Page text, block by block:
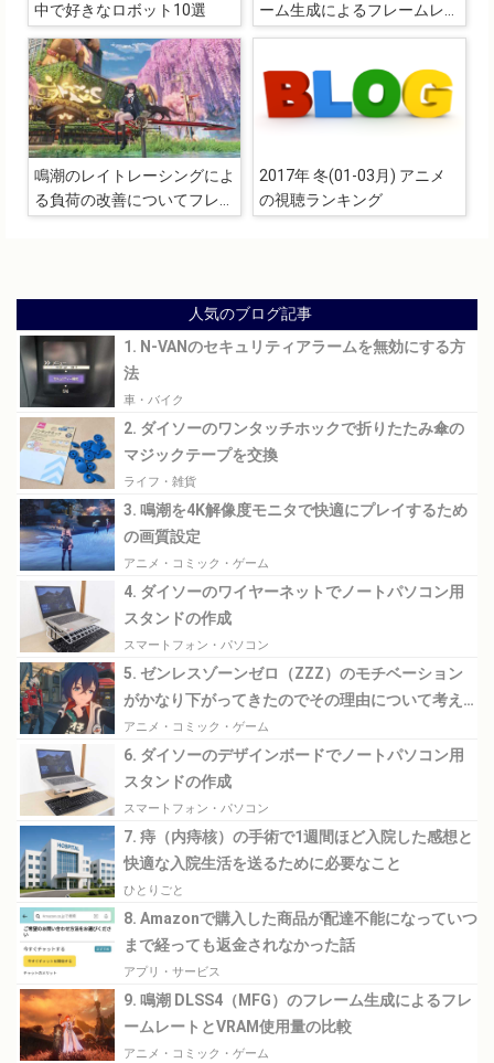
中で好きなロボット10選
ーム生成によるフレームレー
トとVRAM使用量の比較
鳴潮のレイトレーシングによ
る負荷の改善についてフレー
2017年 冬(01-03月) アニメ
の視聴ランキング
人気のブログ記事
1. N-VANのセキュリティアラームを無効にする方
法
車・バイク
2. ダイソーのワンタッチホックで折りたたみ傘の
マジックテープを交換
ライフ・雑貨
3. 鳴潮を4K解像度モニタで快適にプレイするため
の画質設定
アニメ・コミック・ゲーム
4. ダイソーのワイヤーネットでノートパソコン用
スタンドの作成
スマートフォン・パソコン
5. ゼンレスゾーンゼロ（ZZZ）のモチベーション
がかなり下がってきたのでその理由について考え
てみる
アニメ・コミック・ゲーム
6. ダイソーのデザインボードでノートパソコン用
スタンドの作成
スマートフォン・パソコン
7. 痔（内痔核）の手術で1週間ほど入院した感想と
快適な入院生活を送るために必要なこと
ひとりごと
8. Amazonで購入した商品が配達不能になっていつ
まで経っても返金されなかった話
アプリ・サービス
9. 鳴潮 DLSS4（MFG）のフレーム生成によるフレ
ームレートとVRAM使用量の比較
アニメ・コミック・ゲーム